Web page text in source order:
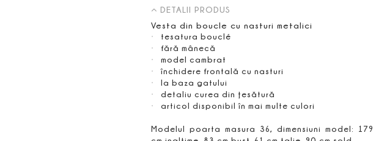
DETALII PRODUS
Vesta din boucle cu nasturi metalici
tesatura bouclé
fără mânecă
model cambrat
închidere frontală cu nasturi
la baza gatului
detaliu curea din ţesătură
articol disponibil în mai multe culori
Modelul poarta masura 36, dimensiuni model: 179